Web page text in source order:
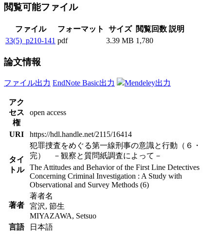
閲覧可能ファイル
ファイル フォーマット サイズ 閲覧回数 説明
33(5)_p210-141 pdf 3.39 MB 1,780
論文情報
ファイル出力 EndNote Basic出力 Mendeley出力
アク
セス
権
open access
URI https://hdl.handle.net/2115/16414
タイ
トル
犯罪捜査をめぐる第一線刑事の意識と行動（６・
完） －観察と質問紙調査によって－
The Attitudes and Behavior of the First Line Detectives
Concerning Criminal Investigation : A Study with
Observational and Survey Methods (6)
著者
著者名
宮沢, 節生
MIYAZAWA, Setsuo
言語
日本語